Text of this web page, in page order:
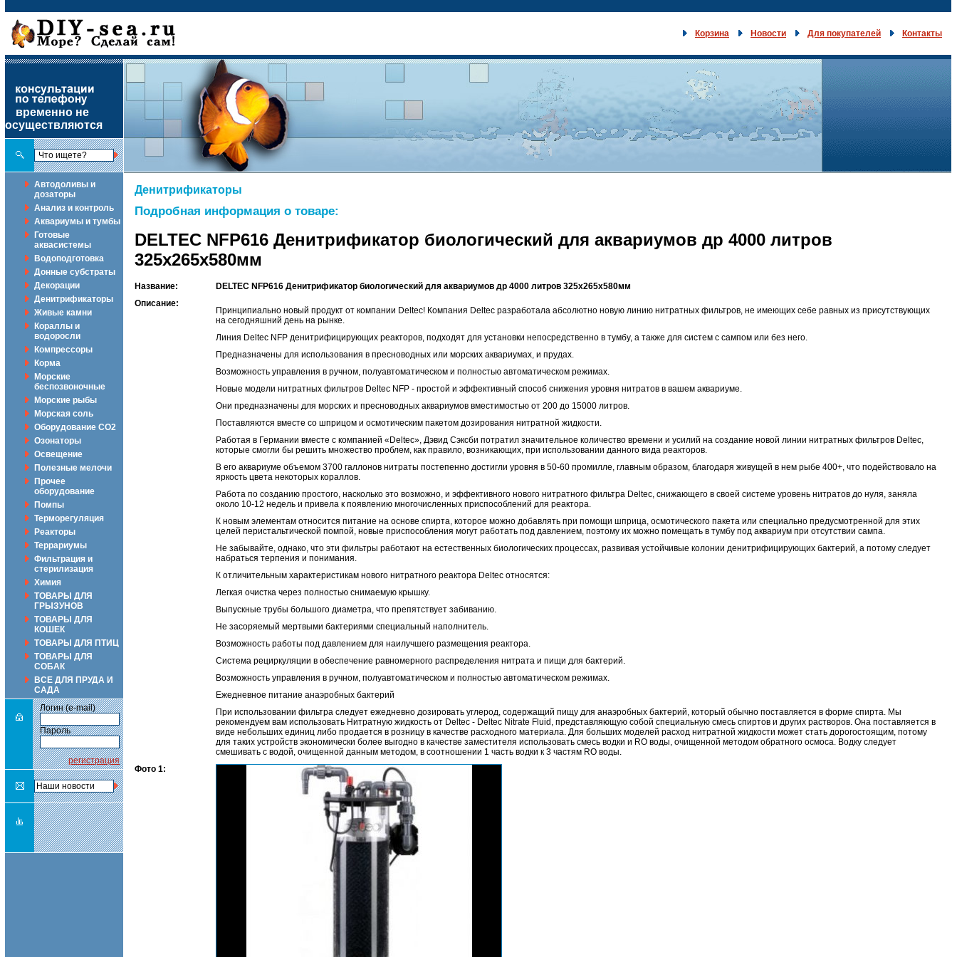
Корзина Новости Для покупателей Контакты
временно не
осуществляются
Автодоливы и
дозаторы
Анализ и контроль
Аквариумы и тумбы
Готовые
аквасистемы
Водоподготовка
Донные субстраты
Декорации
Денитрификаторы
Живые камни
Кораллы и
водоросли
Компрессоры
Корма
Морские
беспозвоночные
Морские рыбы
Морская соль
Оборудование CO2
Озонаторы
Освещение
Полезные мелочи
Прочее
оборудование
Помпы
Терморегуляция
Реакторы
Террариумы
Фильтрация и
стерилизация
Химия
ТОВАРЫ ДЛЯ
ГРЫЗУНОВ
ТОВАРЫ ДЛЯ
КОШЕК
ТОВАРЫ ДЛЯ ПТИЦ
ТОВАРЫ ДЛЯ
СОБАК
ВСЕ ДЛЯ ПРУДА И
САДА
Логин (e-mail)
Пароль
регистрация
Денитрификаторы
Подробная информация о товаре:
DELTEC NFP616 Денитрификатор биологический для аквариумов др 4000 литров
325х265х580мм
Название:
DELTEC NFP616 Денитрификатор биологический для аквариумов др 4000 литров 325х265х580мм
Описание:
Принципиально новый продукт от компании Deltec! Компания Deltec разработала абсолютно новую линию нитратных фильтров, не имеющих себе равных из присутствующих
на сегодняшний день на рынке.
Линия Deltec NFP денитрифицирующих реакторов, подходят для установки непосредственно в тумбу, а также для систем с сампом или без него.
Предназначены для использования в пресноводных или морских аквариумах, и прудах.
Возможность управления в ручном, полуавтоматическом и полностью автоматическом режимах.
Новые модели нитратных фильтров Deltec NFP - простой и эффективный способ снижения уровня нитратов в вашем аквариуме.
Они предназначены для морских и пресноводных аквариумов вместимостью от 200 до 15000 литров.
Поставляются вместе со шприцом и осмотическим пакетом дозирования нитратной жидкости.
Работая в Германии вместе с компанией «Deltec», Дэвид Сэксби потратил значительное количество времени и усилий на создание новой линии нитратных фильтров Deltec,
которые смогли бы решить множество проблем, как правило, возникающих, при использовании данного вида реакторов.
В его аквариуме объемом 3700 галлонов нитраты постепенно достигли уровня в 50-60 промилле, главным образом, благодаря живущей в нем рыбе 400+, что подействовало на
яркость цвета некоторых кораллов.
Работа по созданию простого, насколько это возможно, и эффективного нового нитратного фильтра Deltec, снижающего в своей системе уровень нитратов до нуля, заняла
около 10-12 недель и привела к появлению многочисленных приспособлений для реактора.
К новым элементам относится питание на основе спирта, которое можно добавлять при помощи шприца, осмотического пакета или специально предусмотренной для этих
целей перистальтической помпой, новые приспособления могут работать под давлением, поэтому их можно помещать в тумбу под аквариум при отсутствии сампа.
Не забывайте, однако, что эти фильтры работают на естественных биологических процессах, развивая устойчивые колонии денитрифицирующих бактерий, а потому следует
набраться терпения и понимания.
К отличительным характеристикам нового нитратного реактора Deltec относятся:
Легкая очистка через полностью снимаемую крышку.
Выпускные трубы большого диаметра, что препятствует забиванию.
Не засоряемый мертвыми бактериями специальный наполнитель.
Возможность работы под давлением для наилучшего размещения реактора.
Система рециркуляции в обеспечение равномерного распределения нитрата и пищи для бактерий.
Возможность управления в ручном, полуавтоматическом и полностью автоматическом режимах.
Ежедневное питание анаэробных бактерий
При использовании фильтра следует ежедневно дозировать углерод, содержащий пищу для анаэробных бактерий, который обычно поставляется в форме спирта. Мы
рекомендуем вам использовать Нитратную жидкость от Deltec - Deltec Nitrate Fluid, представляющую собой специальную смесь спиртов и других растворов. Она поставляется в
виде небольших единиц либо продается в розницу в качестве расходного материала. Для больших моделей расход нитратной жидкости может стать дорогостоящим, потому
для таких устройств экономически более выгодно в качестве заместителя использовать смесь водки и RO воды, очищенной методом обратного осмоса. Водку следует
смешивать с водой, очищенной данным методом, в соотношении 1 часть водки к 3 частям RO воды.
Фото 1: